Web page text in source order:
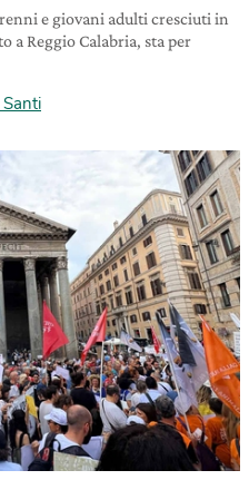
e giovani adulti cresciuti in
a Reggio Calabria, sta per